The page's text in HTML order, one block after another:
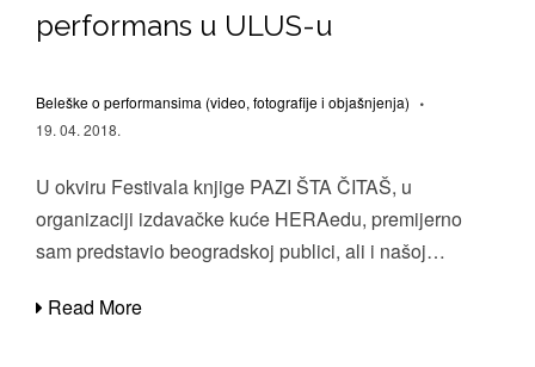
performans u ULUS-u
Beleške o performansima (video, fotografije i objašnjenja)
19. 04. 2018.
U okviru Festivala knjige PAZI ŠTA ČITAŠ, u
organizaciji izdavačke kuće HERAedu, premijerno
sam predstavio beogradskoj publici, ali i našoj…
Read More